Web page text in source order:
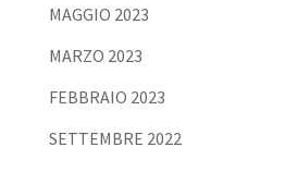
MAGGIO 2023
MARZO 2023
FEBBRAIO 2023
SETTEMBRE 2022